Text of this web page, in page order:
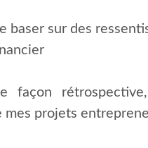
baser sur des
façon
mes projets